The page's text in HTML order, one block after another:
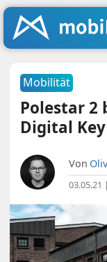
Mobilität
Polestar 2
Digital Key
Von
03.05.21